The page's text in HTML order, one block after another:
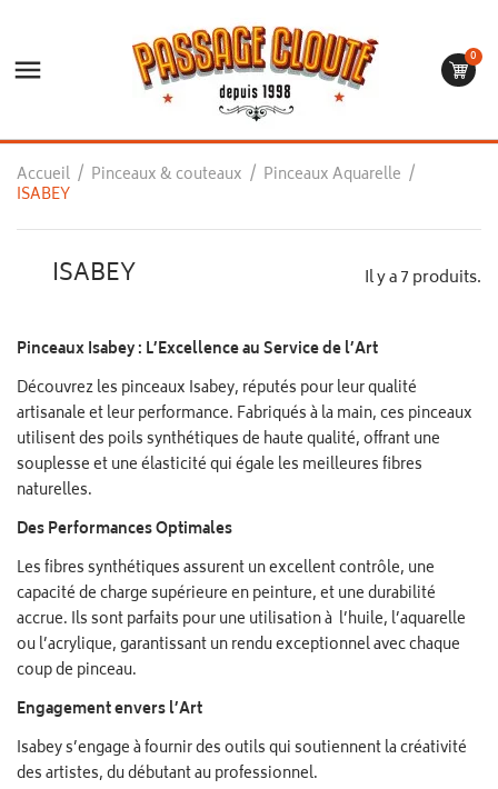
 0
Accueil Pinceaux & couteaux Pinceaux Aquarelle
ISABEY
ISABEY Il y a 7 produits.
Pinceaux Isabey : L’Excellence au Service de l’Art
Découvrez les pinceaux Isabey, réputés pour leur qualité
artisanale et leur performance. Fabriqués à la main, ces pinceaux
utilisent des poils synthétiques de haute qualité, offrant une
souplesse et une élasticité qui égale les meilleures fibres
naturelles.
Des Performances Optimales
Les fibres synthétiques assurent un excellent contrôle, une
capacité de charge supérieure en peinture, et une durabilité
accrue. Ils sont parfaits pour une utilisation à l’huile, l’aquarelle
ou l’acrylique, garantissant un rendu exceptionnel avec chaque
coup de pinceau.
Engagement envers l’Art
Isabey s’engage à fournir des outils qui soutiennent la créativité
des artistes, du débutant au professionnel.